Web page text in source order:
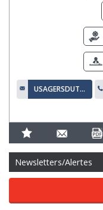
USAGERSDUTRAINPERPIGNANPORTBOU@GMAIL.COM
Newsletters/Alertes